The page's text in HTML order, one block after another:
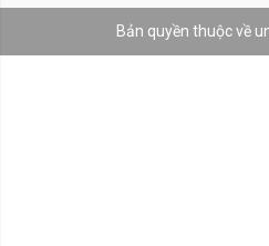
Bản quyền thuộc về